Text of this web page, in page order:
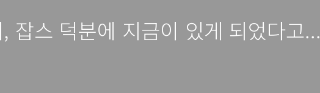
잡스 덕분에 지금이 있게 되었다고...